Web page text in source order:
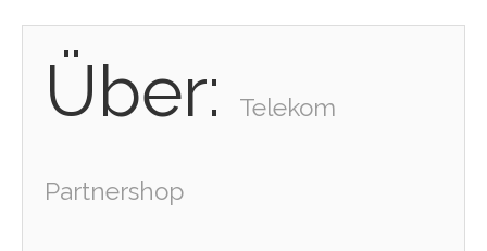
Über: Telekom
Partnershop